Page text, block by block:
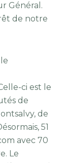
Général.
de notre
ci est le
de
de
51
avec 70
Le